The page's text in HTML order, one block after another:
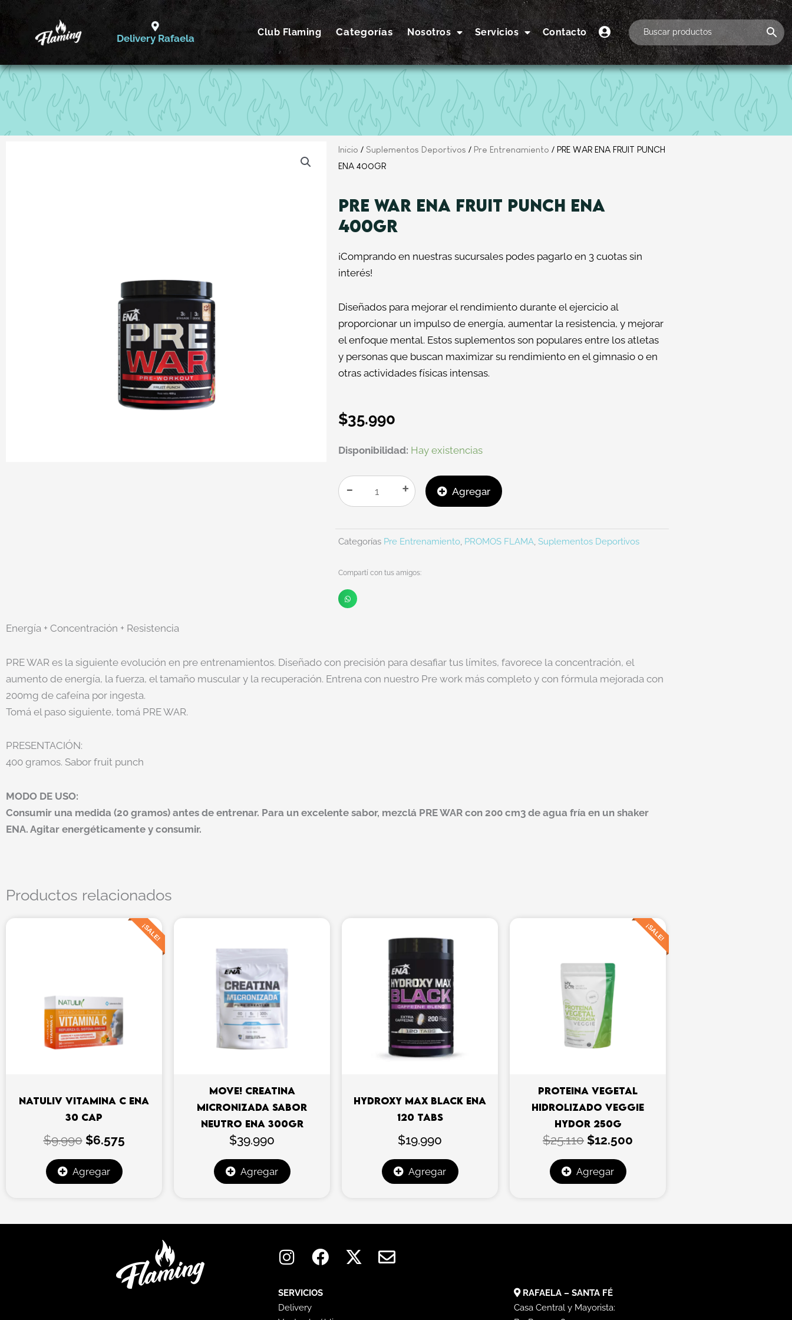
contenido
Delivery Rafaela
Club Flaming Categorías Nosotros Servicios Contacto
Inicio / Suplementos Deportivos / Pre Entrenamiento / PRE WAR ENA FRUIT PUNCH
ENA 400GR
PRE WAR ENA FRUIT PUNCH ENA
400GR
¡Comprando en nuestras sucursales podes pagarlo en 3 cuotas sin
interés!
Diseñados para mejorar el rendimiento durante el ejercicio al
proporcionar un impulso de energía, aumentar la resistencia, y mejorar
el enfoque mental. Estos suplementos son populares entre los atletas
y personas que buscan maximizar su rendimiento en el gimnasio o en
otras actividades físicas intensas.
$35.990
Disponibilidad: Hay existencias
-
PRE
FRUIT
ENA
400GR
+ Agregar
Categorías Pre Entrenamiento, PROMOS FLAMA, Suplementos Deportivos
Compartí con tus amigos:
Energía + Concentración + Resistencia
PRE WAR es la siguiente evolución en pre entrenamientos. Diseñado con precisión para desafiar tus límites, favorece la concentración, el
aumento de energía, la fuerza, el tamaño muscular y la recuperación. Entrena con nuestro Pre work más completo y con fórmula mejorada con
200mg de cafeína por ingesta.
Tomá el paso siguiente, tomá PRE WAR.
PRESENTACIÓN:
400 gramos. Sabor fruit punch
MODO DE USO:
Consumir una medida (20 gramos) antes de entrenar. Para un excelente sabor, mezclá PRE WAR con 200 cm3 de agua fría en un shaker
ENA. Agitar energéticamente y consumir.
Productos relacionados
NATULIV VITAMINA C ENA
30 CAP
$9.990 $6.575
El
precio
Agregar
MOVE! CREATINA
MICRONIZADA SABOR
NEUTRO ENA 300GR
$39.990
Agregar
HYDROXY MAX BLACK ENA
120 TABS
$19.990
Agregar
PROTEINA VEGETAL
HIDROLIZADO VEGGIE
HYDOR 250G
$25.110
era:
$25.110.
$12.500
El
precio
actual
Agregar
n
t
a
a
e
-
n
SERVICIOS
Delivery
RAFAELA – SANTA FÉ
Casa Central y Mayorista:
¡SALE! ¡SALE!